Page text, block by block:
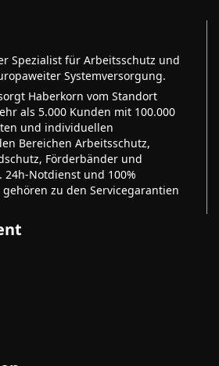
Spezialist für Arbeitsschutz und
Systemversorgung.
Haberkorn vom Standort
als 5.000 Kunden mit 100.000
und individuellen
Bereichen Arbeitsschutz,
Förderbänder und
Notdienst und 100%
zu den Servicegarantien